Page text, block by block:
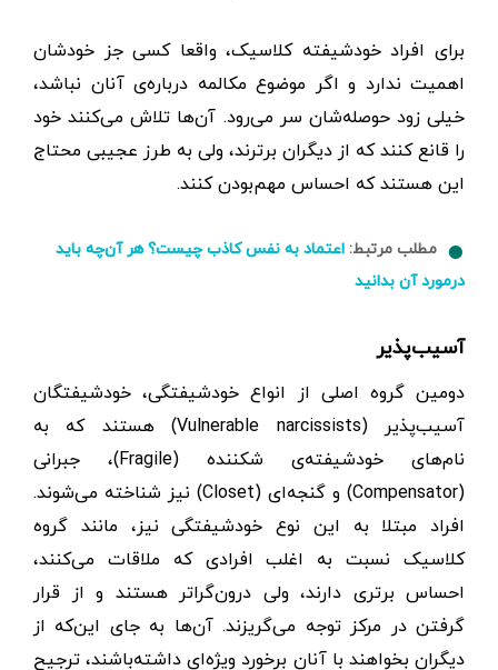
برای افراد خودشیفته کلاسیک، واقعا کسی جز خودشان
اهمیت ندارد و اگر موضوع مکالمه درباره‌ی آنان نباشد،
خیلی زود حوصله‌شان سر می‌رود. آن‌ها تلاش می‌کنند خود
را قانع کنند که از دیگران برترند، ولی به طرز عجیبی محتاج
این هستند که احساس مهم‌بودن کنند.
مطلب مرتبط: اعتماد به نفس کاذب چیست؟ هر آن‌چه باید
درمورد آن بدانید
آسیب‌پذیر
دومین گروه اصلی از انواع خودشیفتگی، خودشیفتگان
آسیب‌پذیر (Vulnerable narcissists) هستند که به
نام‌های خودشیفته‌ی شکننده (Fragile)، جبرانی
(Compensator) و گنجه‌ای (Closet) نیز شناخته می‌شوند.
افراد مبتلا به این نوع خودشیفتگی نیز، مانند گروه
کلاسیک نسبت به اغلب افرادی که ملاقات می‌کنند،
احساس برتری دارند، ولی درون‌گراتر هستند و از قرار
گرفتن در مرکز توجه می‌گریزند. آن‌ها به جای این‌که از
دیگران بخواهند با آنان برخورد ویژه‌ای داشته‌باشند، ترجیح